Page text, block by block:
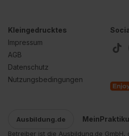
Kleingedrucktes
Impressum
AGB
Datenschutz
Nutzungsbedingungen
Ausbildung.de
Betreiber ist die Ausbildung.de GmbH,